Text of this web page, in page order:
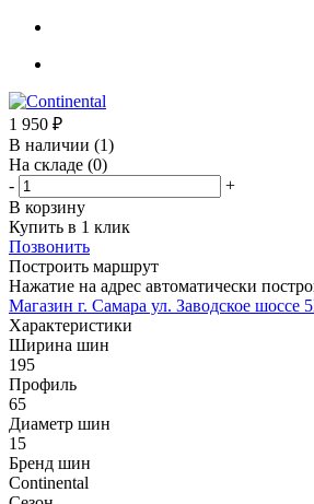
1 950 ₽
В наличии (1)
На складе (0)
-
+
В корзину
Купить в 1 клик
Позвонить
Построить маршрут
Нажатие на адрес автоматически
Магазин г. Самара ул. Заводское шоссе
Характеристики
Ширина шин
195
Профиль
65
Диаметр шин
15
Бренд шин
Continental